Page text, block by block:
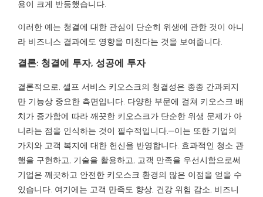
용이 크게 반등했습니다.
이러한 예는 청결에 대한 관심이 단순히 위생에 관한 것이 아니
라 비즈니스 결과에도 영향을 미친다는 것을 보여줍니다.
결론: 청결에 투자, 성공에 투자
결론적으로, 셀프 서비스 키오스크의 청결성은 종종 간과되지
만 기능상 중요한 측면입니다. 다양한 부문에 걸쳐 키오스크 배
치가 증가함에 따라 깨끗한 키오스크가 단순한 위생 문제가 아
니라는 점을 인식하는 것이 필수적입니다.—이는 또한 기업의
가치와 고객 복지에 대한 헌신을 반영합니다. 효과적인 청소 관
행을 구현하고, 기술을 활용하고, 고객 만족을 우선시함으로써
기업은 깨끗하고 안전한 키오스크 환경의 많은 이점을 얻을 수
있습니다. 여기에는 고객 만족도 향상, 건강 위험 감소, 비즈니